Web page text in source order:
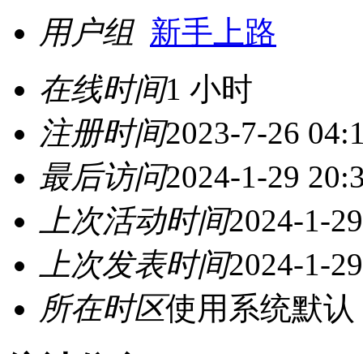
用户组 新手上路
在线时间1 小时
注册时间2023-7-26
最后访问2024-1-29
上次活动时间2024-1-
上次发表时间2024-1-
所在时区使用系统默认